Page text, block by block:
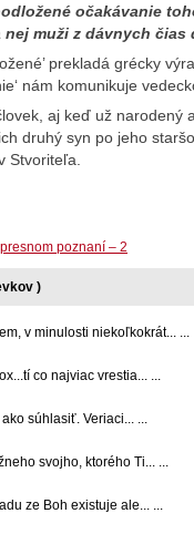
očakávanie
muži z dávnych čias
prekladá grécky
nám komunikuje
aj keď už narodený
druhý syn po jeho
Stvoriteľa.
poznaní – 2
)
v minulosti niekoľkokrát... ...
co najviac vrestia... ...
súhlasiť. Veriaci... ...
svojho, ktorého Ti... ...
ze Boh existuje ale... ...